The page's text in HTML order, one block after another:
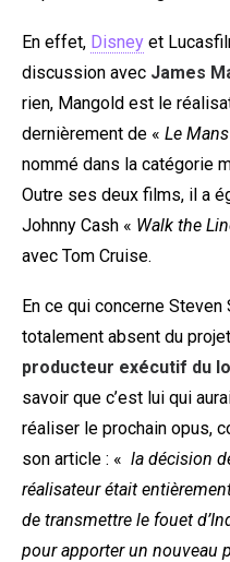
En effet, Disney et
discussion avec James
rien, Mangold est le
dernièrement de « Le
nommé dans la catégorie
Outre ses deux films, il a
Johnny Cash « Walk the
avec Tom Cruise.
En ce qui concerne
totalement absent du
producteur exécutif du
savoir que c’est lui qui
réaliser le prochain opus,
son article : « la décision
réalisateur était
de transmettre le fouet
pour apporter un nouveau